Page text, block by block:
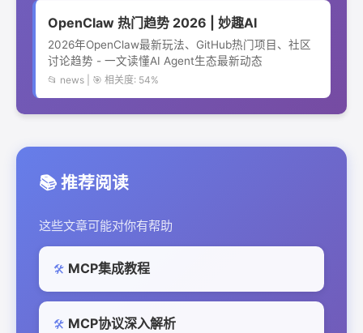
OpenClaw 热门趋势 2026 | 妙趣AI
2026年OpenClaw最新玩法、GitHub热门项目、社区
讨论趋势 - 一文读懂AI Agent生态最新动态
📂 news | 🎯 相关度: 54%
📚 推荐阅读
这些文章可能对你有帮助
🛠️ MCP集成教程
🛠️ MCP协议深入解析